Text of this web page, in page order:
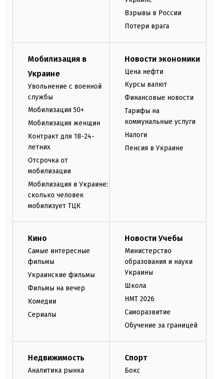
Взрывы в России
Потери врага
Мобилизация в
Украине
Увольнение с военной
службы
Мобилизация 50+
Мобилизация женщин
Контракт для 18-24-
летних
Отсрочка от
мобилизации
Мобилизация в Украине:
сколько человек
мобилизует ТЦК
Новости экономики
Цена нефти
Курсы валют
Финансовые новости
Тарифы на
коммунальные услуги
Налоги
Пенсия в Украине
Кино
Самые интересные
фильмы
Украинские фильмы
Фильмы на вечер
Комедии
Сериалы
Новости Учебы
Министерство
образования и науки
Украины
Школа
НМТ 2026
Саморазвитие
Обучение за границей
Недвижимость
Аналитика рынка
Спорт
Бокс